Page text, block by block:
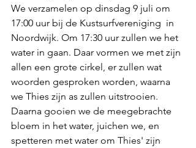
We verzamelen op dinsdag 9 juli om
17:00 uur bij de Kustsurfvereniging  in
Noordwijk. Om 17:30 uur zullen we het
water in gaan. Daar vormen we met zijn
allen een grote cirkel, er zullen wat
woorden gesproken worden, waarna
we Thies zijn as zullen uitstrooien.
Daarna gooien we de meegebrachte
bloem in het water, juichen we, en
spetteren met water om Thies' zijn